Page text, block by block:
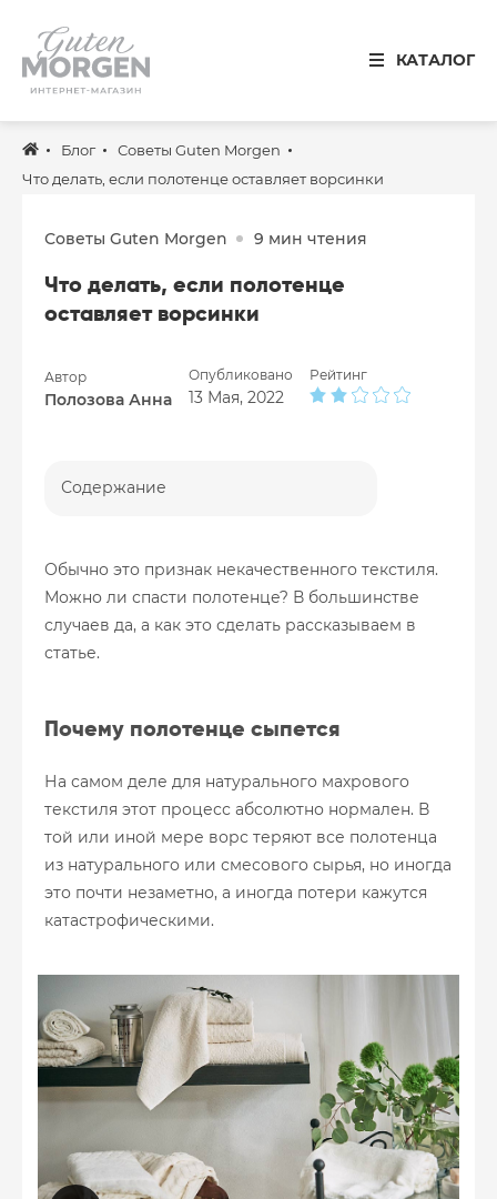
КАТАЛОГ
Иваново
8 800 100 34 50
Звонок по России бесплатный
Спальня
Столовая
Детская
Готовые решения
Блог
Советы Guten Morgen
Что делать, если полотенце оставляет ворсинки
Советы Guten Morgen 9 мин чтения
Что делать, если полотенце
оставляет ворсинки
Автор
Полозова Анна
Опубликовано
13 Мая, 2022
Рейтинг
Содержание
Обычно это признак некачественного текстиля.
Можно ли спасти полотенце? В большинстве
случаев да, а как это сделать рассказываем в
статье.
Почему полотенце сыпется
На самом деле для натурального махрового
текстиля этот процесс абсолютно нормален. В
той или иной мере ворс теряют все полотенца
из натурального или смесового сырья, но иногда
это почти незаметно, а иногда потери кажутся
катастрофическими.